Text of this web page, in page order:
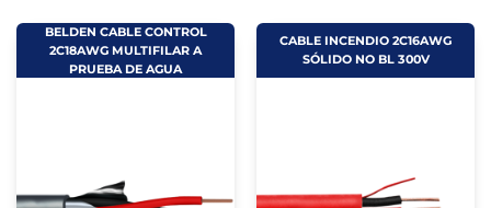
BELDEN CABLE CONTROL
2C18AWG MULTIFILAR A
PRUEBA DE AGUA
CABLE INCENDIO 2C16AWG
SÓLIDO NO BL 300V